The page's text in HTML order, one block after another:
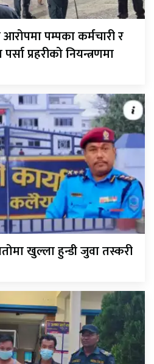
पम्पका कर्मचारी र
प्रहरीको नियन्त्रणमा
खुल्ला हुन्डी जुवा तस्करी